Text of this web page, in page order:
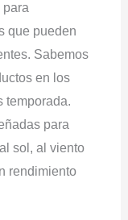
para
que pueden
Sabemos
en los
temporada.
para
sol, al viento
rendimiento